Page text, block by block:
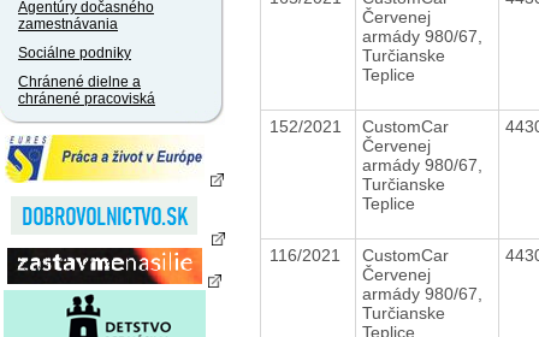
Agentúry dočasného
zamestnávania
Sociálne podniky
Chránené dielne a
chránené pracoviská
Červenej
armády 980/67,
Turčianske
Teplice
152/2021
CustomCar
Červenej
armády 980/67,
Turčianske
Teplice
116/2021
CustomCar
Červenej
armády 980/67,
Turčianske
Teplice